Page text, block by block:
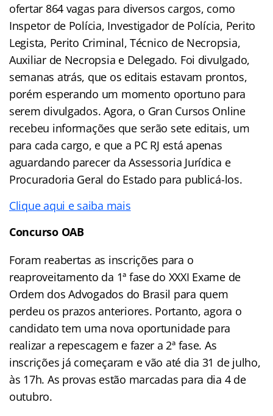
ofertar 864 vagas para diversos cargos, como
Inspetor de Polícia, Investigador de Polícia, Perito
Legista, Perito Criminal, Técnico de Necropsia,
Auxiliar de Necropsia e Delegado. Foi divulgado,
semanas atrás, que os editais estavam prontos,
porém esperando um momento oportuno para
serem divulgados. Agora, o Gran Cursos Online
recebeu informações que serão sete editais, um
para cada cargo, e que a PC RJ está apenas
aguardando parecer da Assessoria Jurídica e
Procuradoria Geral do Estado para publicá-los.
Clique aqui e saiba mais
Concurso OAB
Foram reabertas as inscrições para o
reaproveitamento da 1ª fase do XXXI Exame de
Ordem dos Advogados do Brasil para quem
perdeu os prazos anteriores. Portanto, agora o
candidato tem uma nova oportunidade para
realizar a repescagem e fazer a 2ª fase. As
inscrições já começaram e vão até dia 31 de julho,
às 17h. As provas estão marcadas para dia 4 de
outubro.